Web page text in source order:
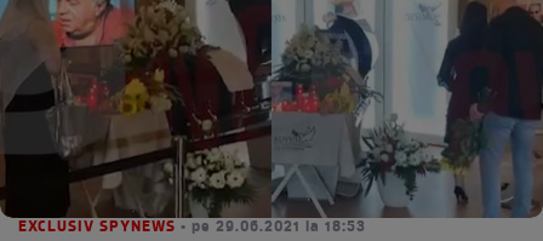
EXCLUSIV SPYNEWS • pe 29.06.2021 la 18:53